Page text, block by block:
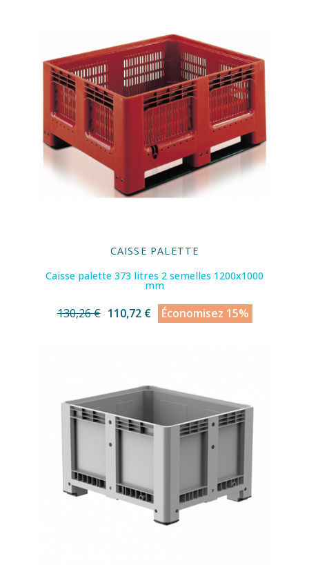
CAISSE PALETTE
Caisse palette 373 litres 2 semelles 1200x1000
mm
130,26 € 110,72 € Économisez 15%